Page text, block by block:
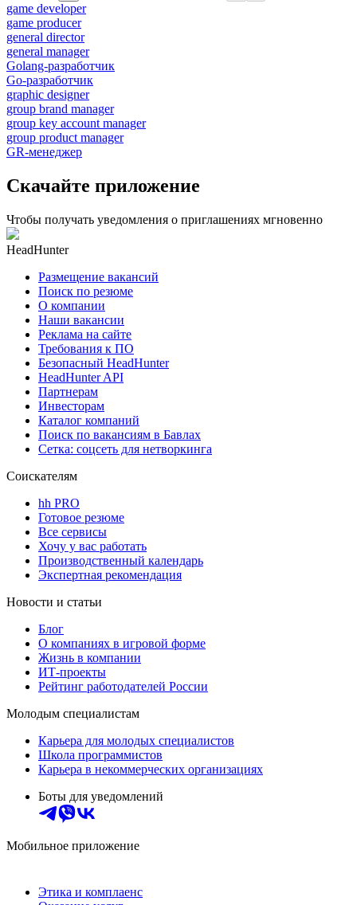
game developer
game producer
general director
general manager
Golang-разработчик
Go-разработчик
graphic designer
group brand manager
group key account manager
group product manager
GR-менеджер
Скачайте приложение
Чтобы получать уведомления о приглашениях мгновенно
HeadHunter
Размещение вакансий
Поиск по резюме
О компании
Наши вакансии
Реклама на сайте
Требования к ПО
Безопасный HeadHunter
HeadHunter API
Партнерам
Инвесторам
Каталог компаний
Поиск по вакансиям в Бавлах
Сетка: соцсеть для нетворкинга
Соискателям
hh PRO
Готовое резюме
Все сервисы
Хочу у вас работать
Производственный календарь
Экспертная рекомендация
Новости и статьи
Блог
О компаниях в игровой форме
Жизнь в компании
ИТ-проекты
Рейтинг работодателей России
Молодым специалистам
Карьера для молодых специалистов
Школа программистов
Карьера в некоммерческих организациях
Боты для уведомлений
Мобильное приложение
Этика и комплаенс